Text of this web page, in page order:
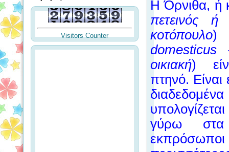
Visitors Counter
Η Όρνιθα, ή
πετεινός ή
κοτόπουλο)
οικιακή)
πτηνό. Είναι
γύρω στα